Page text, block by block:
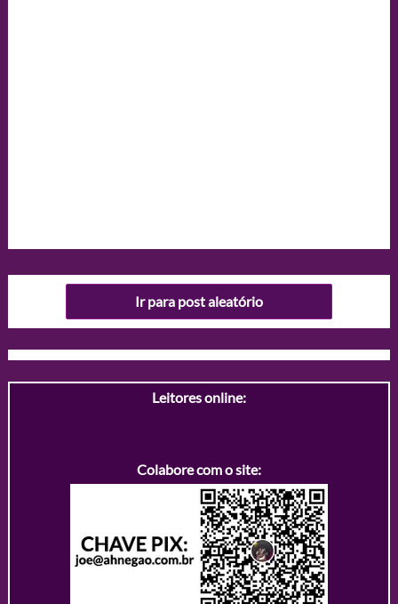
Ir para post aleatório
Leitores online:
Colabore com o site: